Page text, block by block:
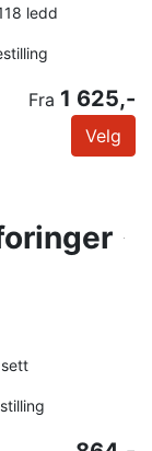
ledd
Fra 1 625,-
Velg